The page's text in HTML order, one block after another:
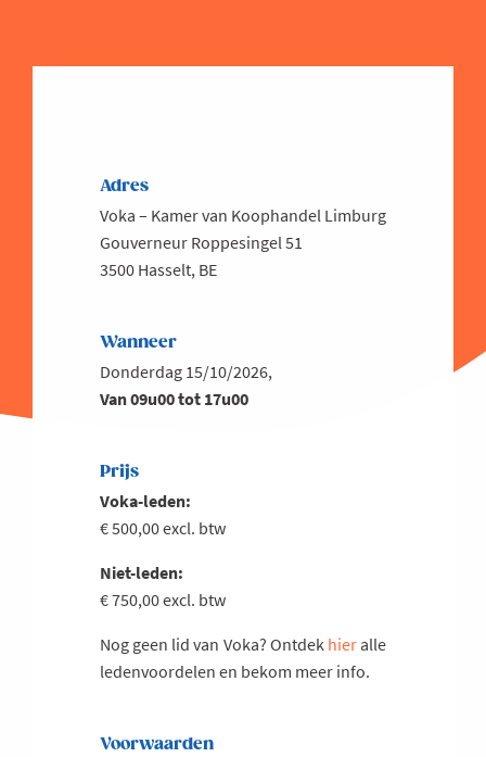
Adres
Voka – Kamer van Koophandel Limburg
Gouverneur Roppesingel 51
3500 Hasselt, BE
Wanneer
Donderdag 15/10/2026,
Van 09u00 tot 17u00
Prijs
Voka-leden:
€ 500,00 excl. btw
Niet-leden:
€ 750,00 excl. btw
Nog geen lid van Voka? Ontdek hieralle
ledenvoordelen en bekom meer info.
Voorwaarden